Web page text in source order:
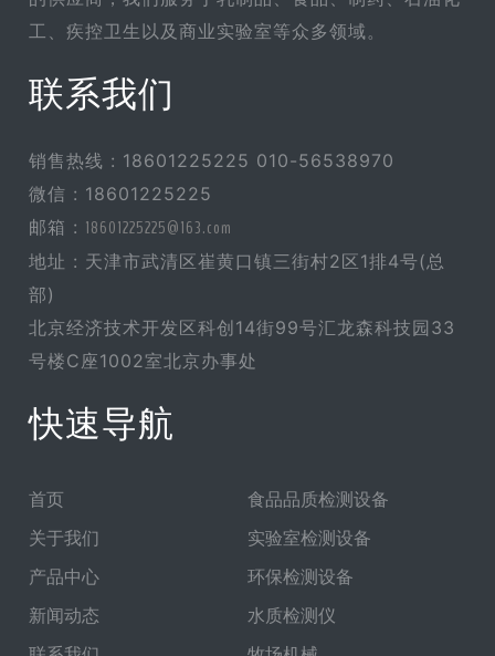
工、疾控卫生以及商业实验室等众多领域。
联系我们
销售热线 : 18601225225 010-56538970
微信 : 18601225225
邮箱 : 18601225225@163.com
地址 : 天津市武清区崔黄口镇三街村2区1排4号(总
部)
北京经济技术开发区科创14街99号汇龙森科技园33
号楼C座1002室北京办事处
快速导航
首页
关于我们
产品中心
新闻动态
食品品质检测设备
实验室检测设备
环保检测设备
水质检测仪